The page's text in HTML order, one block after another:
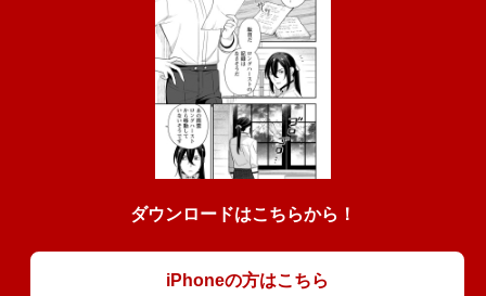
ダウンロードはこちらから！
iPhoneの方はこちら